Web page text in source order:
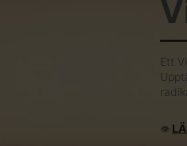
Ett
👁